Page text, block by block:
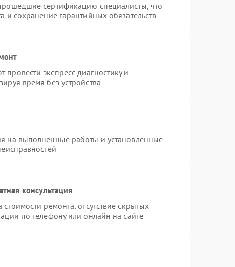
сертификацию специалисты, что
и сохранение гарантийных обязательств
экспресс-диагностику и
время без устройства
на выполненные работы и установленные
консультация
ремонта, отсутствие скрытых
по телефону или онлайн на сайте